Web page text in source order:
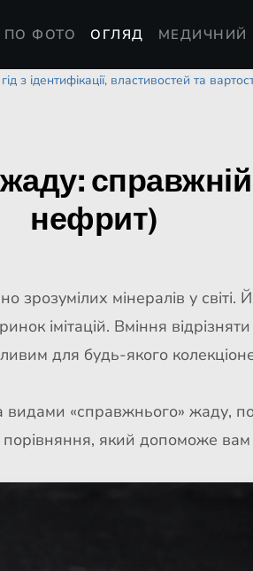
ПО ФОТО ОГЛЯД МЕДИЧНИЙ
з ідентифікації, властивостей та
нефрит)
мінералів у світі.
імітацій. Вміння
для будь-якого
«справжнього» жаду,
порівняння, який допоможе